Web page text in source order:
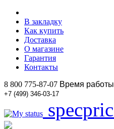
В закладку
Как купить
Доставка
О магазине
Гарантия
Контакты
8 800 775-87-07 Время
+7 (499) 346-03-17